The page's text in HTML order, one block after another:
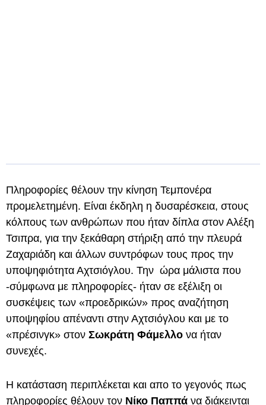
Πληροφορίες θέλουν την κίνηση Τεμπονέρα
προμελετημένη. Είναι έκδηλη η δυσαρέσκεια, στους
κόλπους των ανθρώπων που ήταν δίπλα στον Αλέξη
Τσιπρα, για την ξεκάθαρη στήριξη από την πλευρά
Ζαχαριάδη και άλλων συντρόφων τους προς την
υποψηφιότητα Αχτσιόγλου. Την ώρα μάλιστα που
-σύμφωνα με πληροφορίες- ήταν σε εξέλιξη οι
συσκέψεις των «προεδρικών» προς αναζήτηση
υποψηφίου απέναντι στην Αχτσιόγλου και με το
«πρέσινγκ» στον Σωκράτη Φάμελλο να ήταν
συνεχές.
Η κατάσταση περιπλέκεται και απο το γεγονός πως
πληροφορίες θέλουν τον Νίκο Παππά να διάκεινται